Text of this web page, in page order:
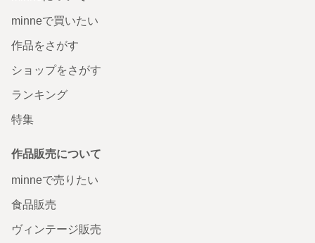
minneで買いたい
作品をさがす
ショップをさがす
ランキング
特集
作品販売について
minneで売りたい
食品販売
ヴィンテージ販売